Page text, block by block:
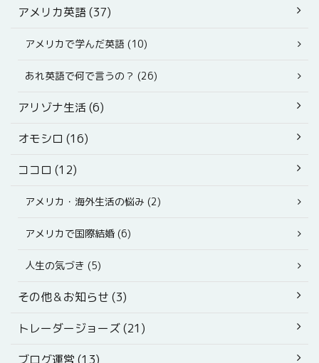
アメリカ英語 (37)
アメリカで学んだ英語 (10)
あれ英語で何で言うの？ (26)
アリゾナ生活 (6)
オモシロ (16)
ココロ (12)
アメリカ・海外生活の悩み (2)
アメリカで国際結婚 (6)
人生の気づき (5)
その他＆お知らせ (3)
トレーダージョーズ (21)
ブログ運営 (13)